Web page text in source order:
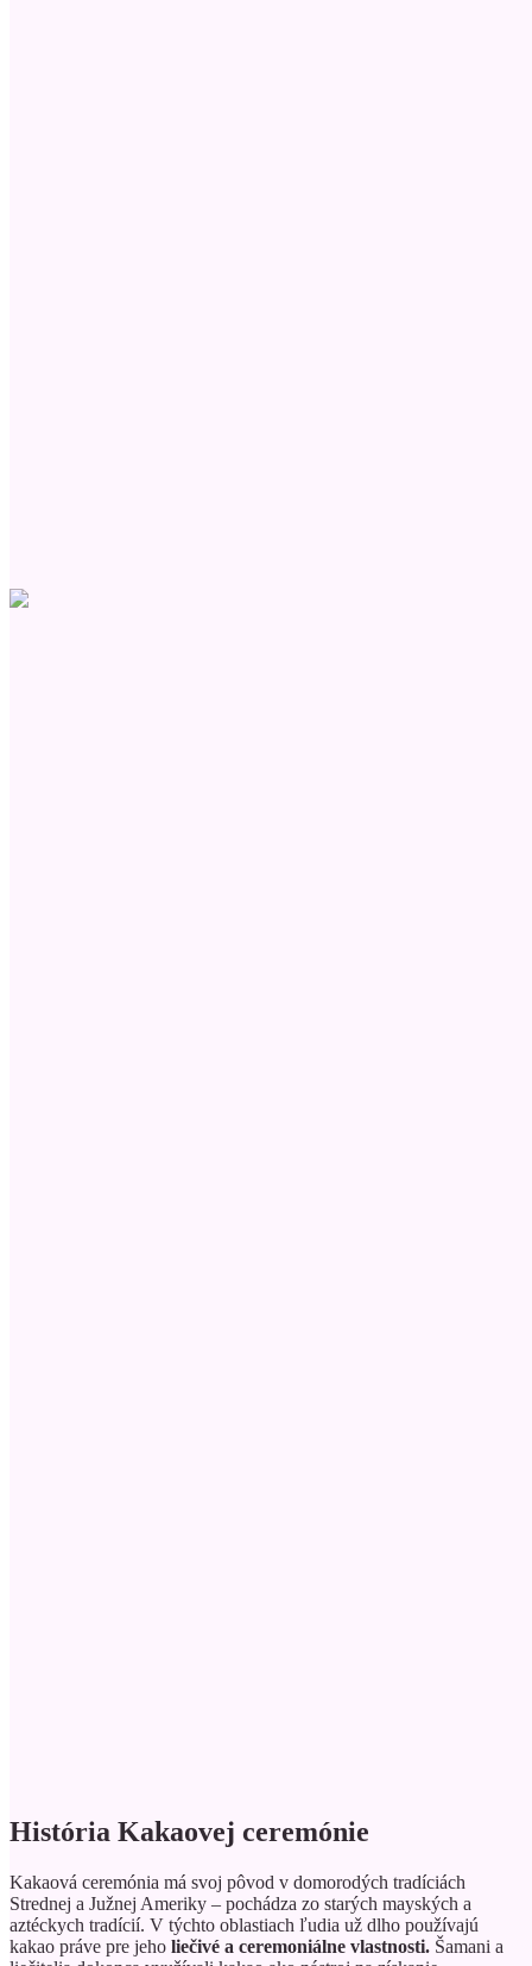
História Kakaovej ceremónie
Kakaová ceremónia má svoj pôvod v domorodých tradíciách
Strednej a Južnej Ameriky – pochádza zo starých mayských a
aztéckych tradícií. V týchto oblastiach ľudia už dlho používajú
kakao práve pre jeho liečivé a ceremoniálne vlastnosti. Šamani a